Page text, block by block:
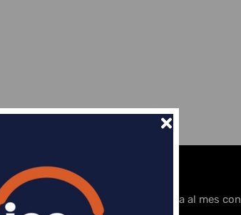
en 18 meses por una pequeña cuota al mes con